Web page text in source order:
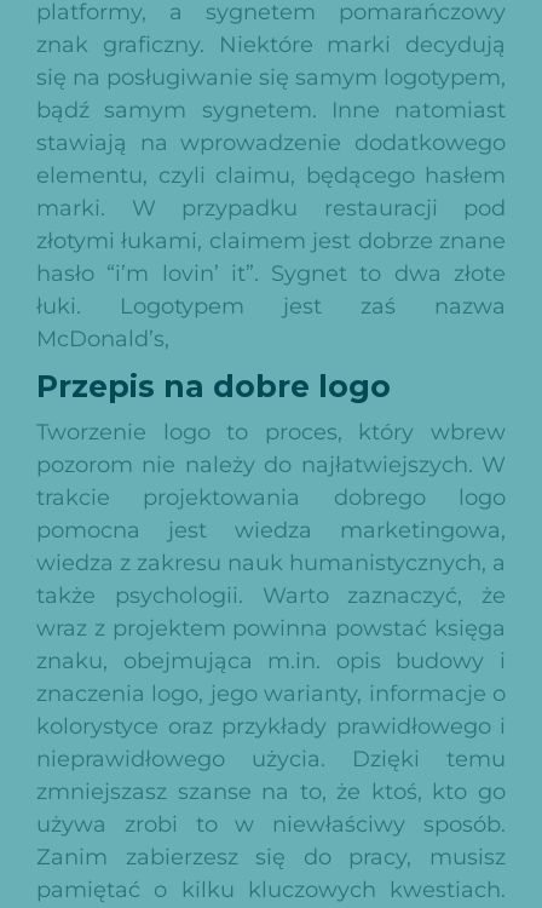
platformy, a sygnetem pomarańczowy
znak graficzny. Niektóre marki decydują
się na posługiwanie się samym logotypem,
bądź samym sygnetem. Inne natomiast
stawiają na wprowadzenie dodatkowego
elementu, czyli claimu, będącego hasłem
marki. W przypadku restauracji pod
złotymi łukami, claimem jest dobrze znane
hasło “i’m lovin’ it”. Sygnet to dwa złote
łuki. Logotypem jest zaś nazwa
McDonald’s,
Przepis na dobre logo
Tworzenie logo to proces, który wbrew
pozorom nie należy do najłatwiejszych. W
trakcie projektowania dobrego logo
pomocna jest wiedza marketingowa,
wiedza z zakresu nauk humanistycznych, a
także psychologii. Warto zaznaczyć, że
wraz z projektem powinna powstać księga
znaku, obejmująca m.in. opis budowy i
znaczenia logo, jego warianty, informacje o
kolorystyce oraz przykłady prawidłowego i
nieprawidłowego użycia. Dzięki temu
zmniejszasz szanse na to, że ktoś, kto go
używa zrobi to w niewłaściwy sposób.
Zanim zabierzesz się do pracy, musisz
pamiętać o kilku kluczowych kwestiach.